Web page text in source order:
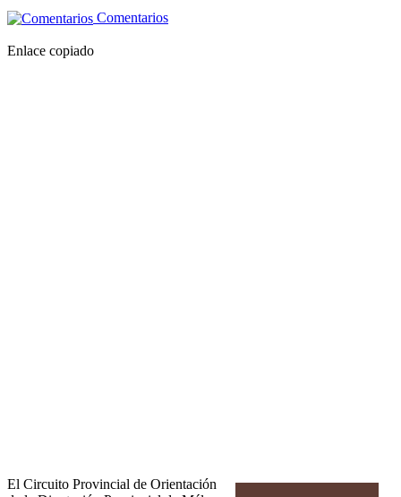
Comentarios
Enlace copiado
El Circuito Provincial de Orientación